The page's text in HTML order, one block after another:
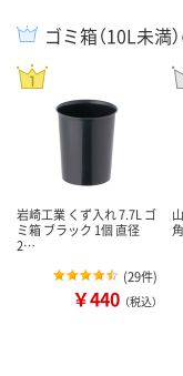
ゴミ箱（10L未満
岩崎工業 くず入れ 7.7L ゴ
ミ箱 ブラック 1個 直径
2…
(29件)
￥440 （税込）